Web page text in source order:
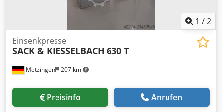
1 /2
Metzingen 207 km
Einsenkpresse
SACK & KIESSELBACH 630 T
Preisinfo Anrufen